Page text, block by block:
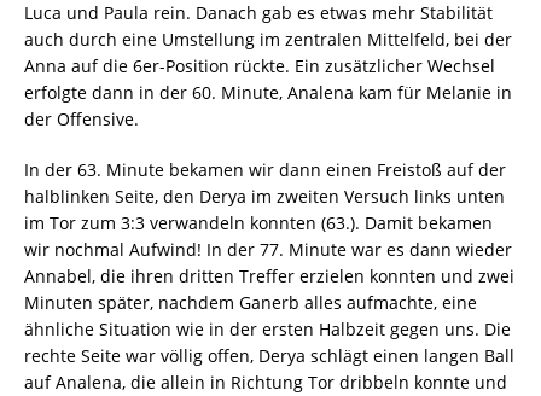
Luca und Paula rein. Danach gab es etwas mehr Stabilität
auch durch eine Umstellung im zentralen Mittelfeld, bei der
Anna auf die 6er-Position rückte. Ein zusätzlicher Wechsel
erfolgte dann in der 60. Minute, Analena kam für Melanie in
der Offensive.
In der 63. Minute bekamen wir dann einen Freistoß auf der
halblinken Seite, den Derya im zweiten Versuch links unten
im Tor zum 3:3 verwandeln konnten (63.). Damit bekamen
wir nochmal Aufwind! In der 77. Minute war es dann wieder
Annabel, die ihren dritten Treffer erzielen konnten und zwei
Minuten später, nachdem Ganerb alles aufmachte, eine
ähnliche Situation wie in der ersten Halbzeit gegen uns. Die
rechte Seite war völlig offen, Derya schlägt einen langen Ball
auf Analena, die allein in Richtung Tor dribbeln konnte und